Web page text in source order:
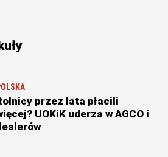
przez lata płacili
UOKiK uderza w AGCO i